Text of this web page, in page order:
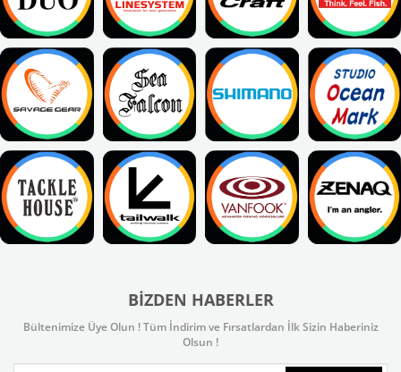
BIZDEN HABERLER
Bültenimize Üye Olun ! Tüm İndirim ve Fırsatlardan İlk Sizin Haberiniz
Olsun !